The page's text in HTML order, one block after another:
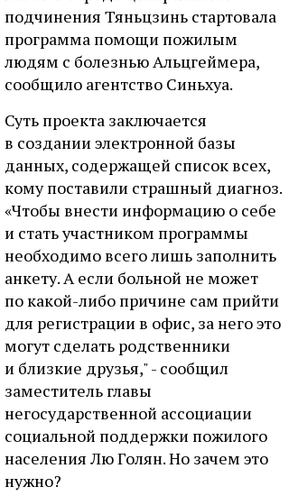
подчинения Тяньцзинь стартовала
программа помощи пожилым
людям с болезнью Альцгеймера,
сообщило агентство Синьхуа.
Суть проекта заключается
в создании электронной базы
данных, содержащей список всех,
кому поставили страшный диагноз.
«Чтобы внести информацию о себе
и стать участником программы
необходимо всего лишь заполнить
анкету. А если больной не может
по какой-либо причине сам прийти
для регистрации в офис, за него это
могут сделать родственники
и близкие друзья," - сообщил
заместитель главы
негосударственной ассоциации
социальной поддержки пожилого
населения Лю Голян. Но зачем это
нужно?